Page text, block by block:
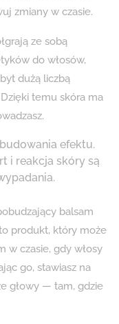
zmiany w czasie.
ze sobą
do włosów,
dużą liczbą
temu skóra ma
efektu.
i reakcja skóry są
balsam
produkt, który może
w czasie, gdy włosy
go, stawiasz na
głowy — tam, gdzie